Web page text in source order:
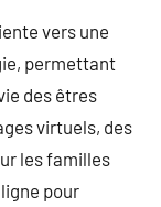
vers une
permettant
des êtres
virtuels, des
les familles
pour